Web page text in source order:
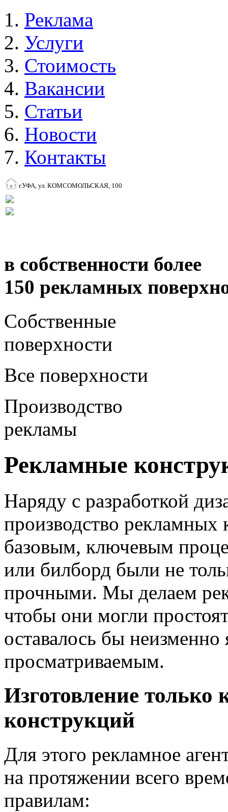
Реклама
Услуги
Стоимость
Вакансии
Статьи
Новости
Контакты
г.УФА, ул. КОМСОМОЛЬСКАЯ, 100
в собственности более
150 рекламных
Собственные
поверхности
Все поверхности
Производство
рекламы
Рекламные
Наряду с разработкой
производство рекламных
базовым, ключевым
или билборд были не
прочными. Мы делаем
чтобы они могли
оставалось бы
просматриваемым.
Изготовление
конструкций
Для этого рекламное
на протяжении всего
правилам: